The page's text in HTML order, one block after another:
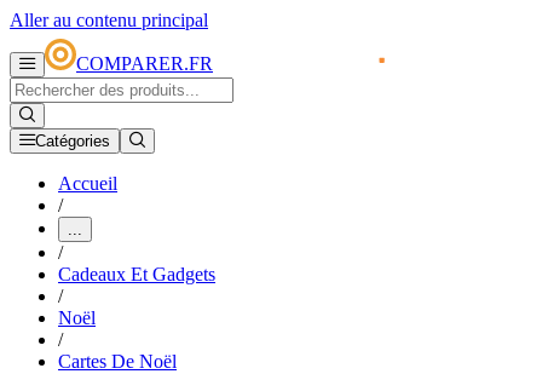
Aller au contenu principal
COMPARER.FR
Catégories
Accueil
/
...
/
Cadeaux Et Gadgets
/
Noël
/
Cartes De Noël